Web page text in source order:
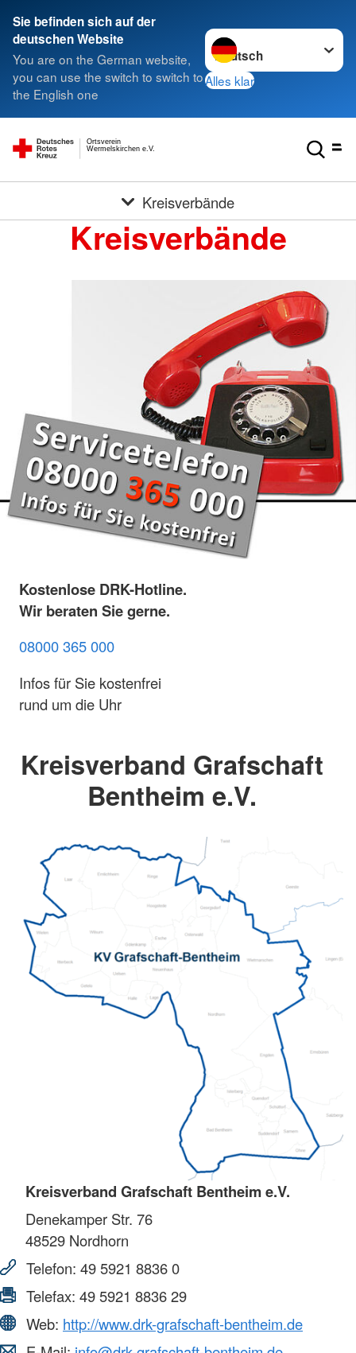
Sie befinden sich auf der
deutschen Website
You are on the German website,
you can use the switch to switch to
the English one
Sprache wechseln zu
Alles klar
Wermelskirchen e.V.
Ortsverein
Kreisverbände
Kreisverbände
Kostenlose DRK-Hotline.
Wir beraten Sie gerne.
08000 365 000
Infos für Sie kostenfrei
rund um die Uhr
Kreisverband Grafschaft
Bentheim e.V.
Kreisverband Grafschaft Bentheim e.V.
Denekamper Str. 76
48529 Nordhorn
Telefon: 49 5921 8836 0
Telefax: 49 5921 8836 29
Web: http://www.drk-grafschaft-bentheim.de